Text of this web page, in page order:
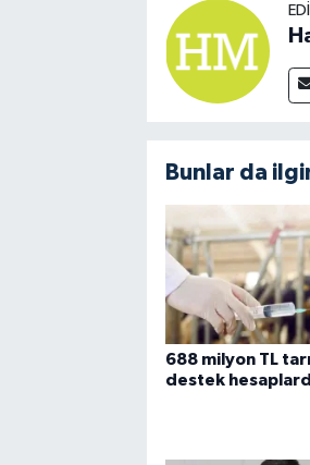
Bunlar da
688 milyon TL
destek